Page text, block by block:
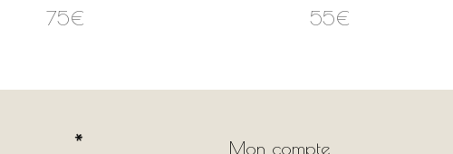
75€ 55€
Mon compte